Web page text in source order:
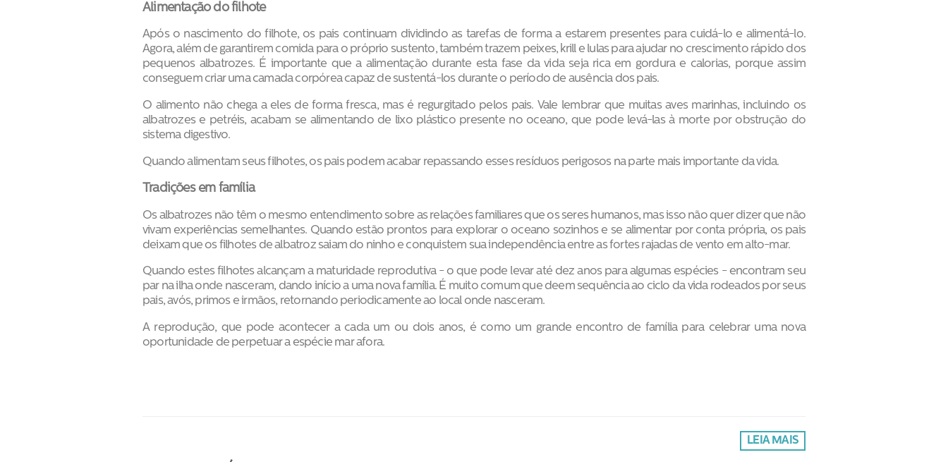
Alimentação do filhote
Após o nascimento do filhote, os pais continuam dividindo as tarefas de forma a estarem presentes para cuidá-lo e alimentá-lo.
Agora, além de garantirem comida para o próprio sustento, também trazem peixes, krill e lulas para ajudar no crescimento rápido dos
pequenos albatrozes. É importante que a alimentação durante esta fase da vida seja rica em gordura e calorias, porque assim
conseguem criar uma camada corpórea capaz de sustentá-los durante o período de ausência dos pais.
O alimento não chega a eles de forma fresca, mas é regurgitado pelos pais. Vale lembrar que muitas aves marinhas, incluindo os
albatrozes e petréis, acabam se alimentando de lixo plástico presente no oceano, que pode levá-las à morte por obstrução do
sistema digestivo.
Quando alimentam seus filhotes, os pais podem acabar repassando esses resíduos perigosos na parte mais importante da vida.
Tradições em família
Os albatrozes não têm o mesmo entendimento sobre as relações familiares que os seres humanos, mas isso não quer dizer que não
vivam experiências semelhantes. Quando estão prontos para explorar o oceano sozinhos e se alimentar por conta própria, os pais
deixam que os filhotes de albatroz saiam do ninho e conquistem sua independência entre as fortes rajadas de vento em alto-mar.
Quando estes filhotes alcançam a maturidade reprodutiva - o que pode levar até dez anos para algumas espécies - encontram seu
par na ilha onde nasceram, dando início a uma nova família. É muito comum que deem sequência ao ciclo da vida rodeados por seus
pais, avós, primos e irmãos, retornando periodicamente ao local onde nasceram.
A reprodução, que pode acontecer a cada um ou dois anos, é como um grande encontro de família para celebrar uma nova
oportunidade de perpetuar a espécie mar afora.
LEIA MAIS